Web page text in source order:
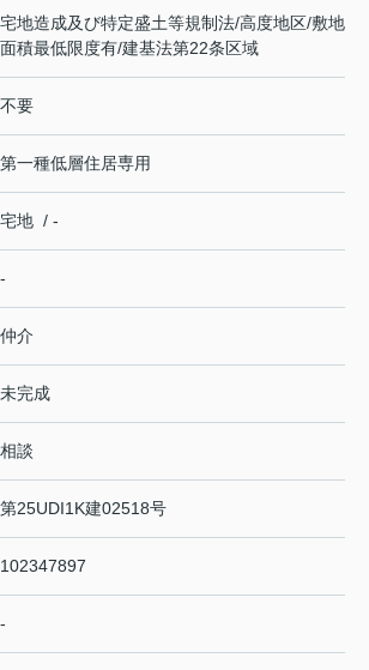
宅地造成及び特定盛土等規制法/高度地区/敷地
面積最低限度有/建基法第22条区域
不要
第一種低層住居専用
宅地 / -
-
仲介
未完成
相談
第25UDI1K建02518号
102347897
-